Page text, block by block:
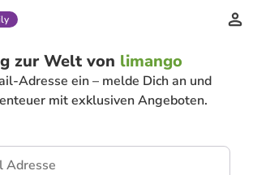
zur Welt von limango
Adresse ein – melde Dich an und
mit exklusiven Angeboten.